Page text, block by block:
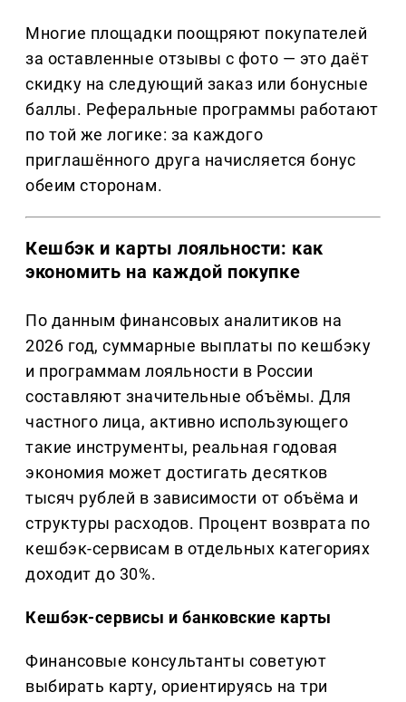
Многие площадки поощряют покупателей
за оставленные отзывы с фото — это даёт
скидку на следующий заказ или бонусные
баллы. Реферальные программы работают
по той же логике: за каждого
приглашённого друга начисляется бонус
обеим сторонам.
Кешбэк и карты лояльности: как
экономить на каждой покупке
По данным финансовых аналитиков на
2026 год, суммарные выплаты по кешбэку
и программам лояльности в России
составляют значительные объёмы. Для
частного лица, активно использующего
такие инструменты, реальная годовая
экономия может достигать десятков
тысяч рублей в зависимости от объёма и
структуры расходов. Процент возврата по
кешбэк-сервисам в отдельных категориях
доходит до 30%.
Кешбэк-сервисы и банковские карты
Финансовые консультанты советуют
выбирать карту, ориентируясь на три